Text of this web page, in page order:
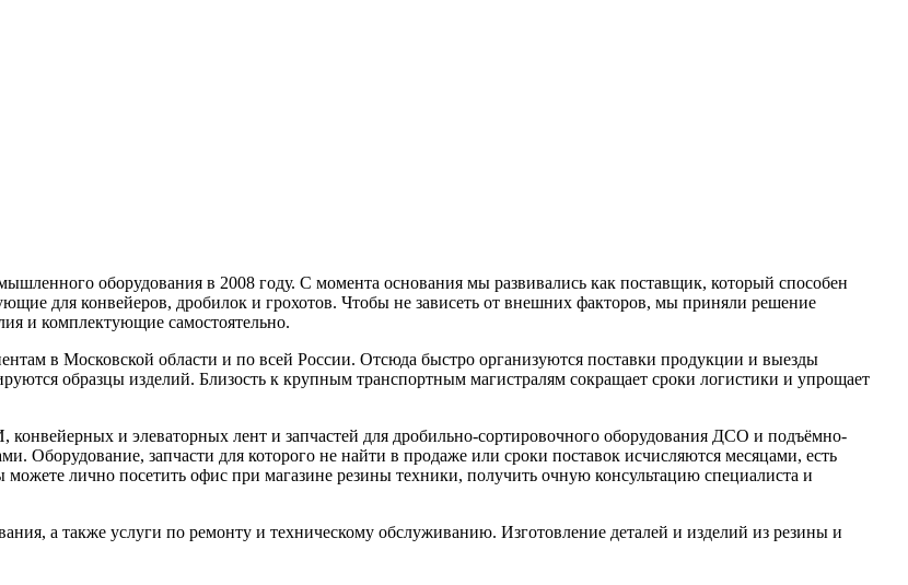
оборудования в 2008 году. С момента основания мы развивались как поставщик, который способен
для конвейеров, дробилок и грохотов. Чтобы не зависеть от внешних факторов, мы приняли решение
и комплектующие самостоятельно.
в Московской области и по всей России. Отсюда быстро организуются поставки продукции и выезды
образцы изделий. Близость к крупным транспортным магистралям сокращает сроки логистики и упрощает
и элеваторных лент и запчастей для дробильно-сортировочного оборудования ДСО и подъёмно-
Оборудование, запчасти для которого не найти в продаже или сроки поставок исчисляются месяцами, есть
лично посетить офис при магазине резины техники, получить очную консультацию специалиста и
а также услуги по ремонту и техническому обслуживанию. Изготовление деталей и изделий из резины и